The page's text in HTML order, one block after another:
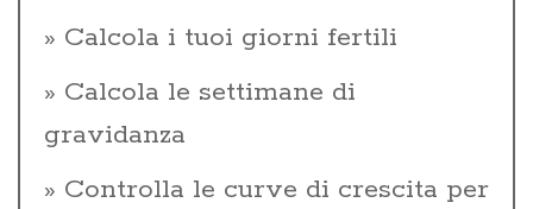
Calcola i tuoi giorni fertili
Calcola le settimane di
gravidanza
Controlla le curve di crescita per